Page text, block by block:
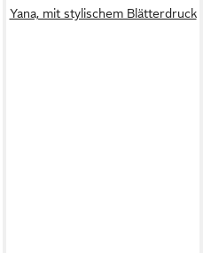
Yana, mit stylischem Blätterdruck